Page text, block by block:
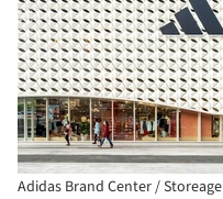
Adidas Brand Center / Storeage